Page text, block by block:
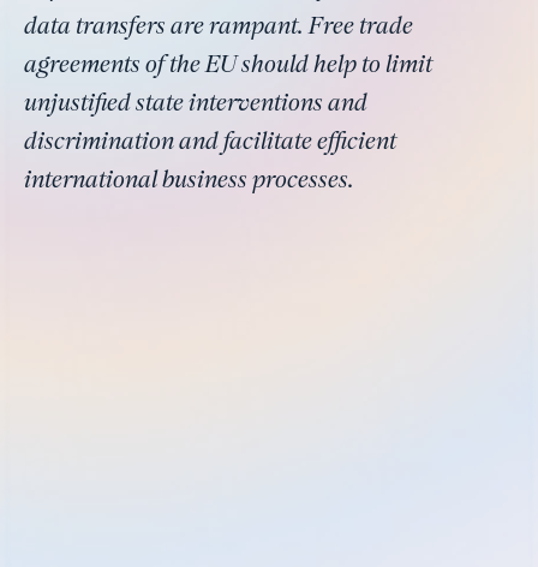
data transfers are rampant. Free trade
agreements of the EU should help to limit
unjustified state interventions and
discrimination and facilitate efficient
international business processes.